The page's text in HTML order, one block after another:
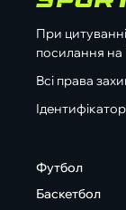
При
посилання на
Всі права
Футбол
Баскетбол